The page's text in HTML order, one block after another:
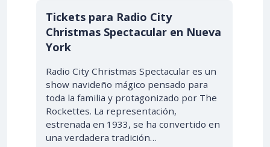
Tickets para Radio City
Christmas Spectacular en Nueva
York
Radio City Christmas Spectacular es un
show navideño mágico pensado para
toda la familia y protagonizado por The
Rockettes. La representación,
estrenada en 1933, se ha convertido en
una verdadera tradición…